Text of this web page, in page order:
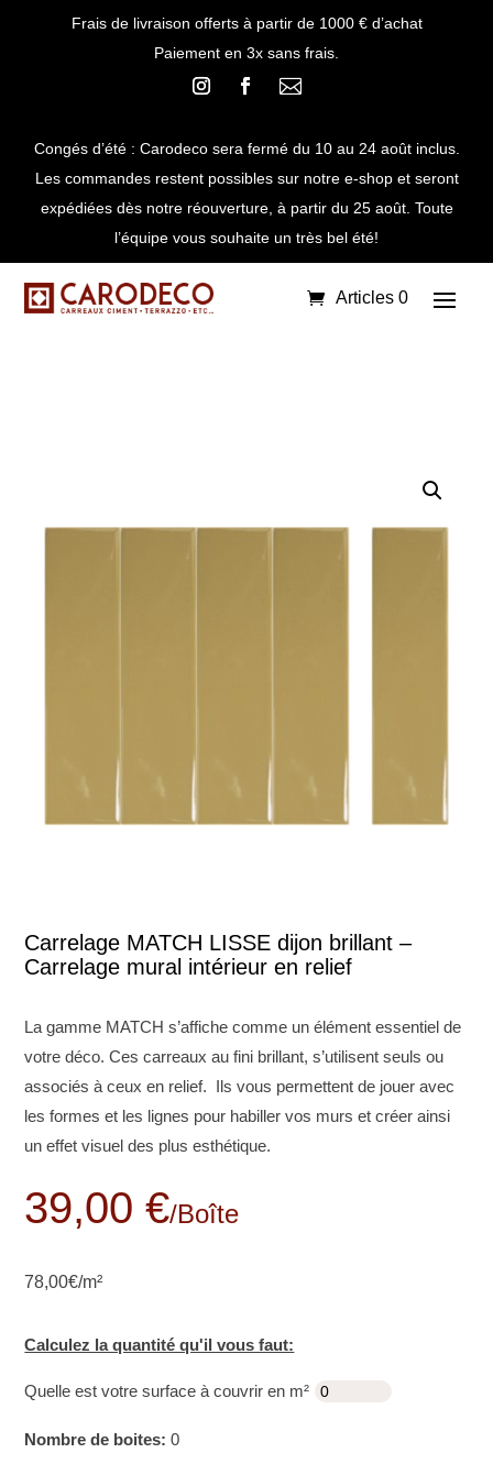
Frais de livraison offerts à partir de 1000 € d’achat
Paiement en 3x sans frais.

Congés d’été : Carodeco sera fermé du 10 au 24 août inclus.
Les commandes restent possibles sur notre e-shop et seront
expédiées dès notre réouverture, à partir du 25 août. Toute
l’équipe vous souhaite un très bel été!
Articles 0
Carrelage MATCH LISSE dijon brillant –
Carrelage mural intérieur en relief
La gamme MATCH s’affiche comme un élément essentiel de
votre déco. Ces carreaux au fini brillant, s’utilisent seuls ou
associés à ceux en relief. Ils vous permettent de jouer avec
les formes et les lignes pour habiller vos murs et créer ainsi
un effet visuel des plus esthétique.
39,00 €/boîte
78,00€/m²
Calculez la quantité qu'il vous faut:
Quelle est votre surface à couvrir en m²
Nombre de boites: 0